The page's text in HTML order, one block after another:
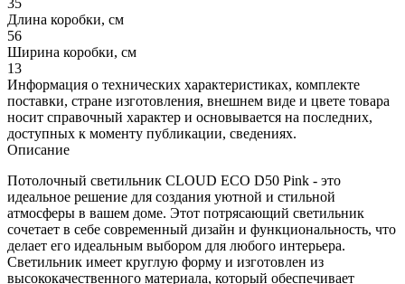
35
Длина коробки, см
56
Ширина коробки, см
13
Информация о технических характеристиках, комплекте
поставки, стране изготовления, внешнем виде и цвете товара
носит справочный характер и основывается на последних,
доступных к моменту публикации, сведениях.
Описание
Потолочный светильник CLOUD ECO D50 Pink - это
идеальное решение для создания уютной и стильной
атмосферы в вашем доме. Этот потрясающий светильник
сочетает в себе современный дизайн и функциональность, что
делает его идеальным выбором для любого интерьера.
Светильник имеет круглую форму и изготовлен из
высококачественного материала, который обеспечивает